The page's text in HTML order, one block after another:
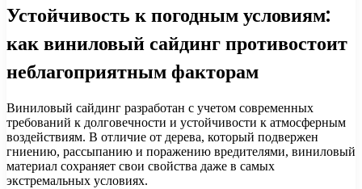
Устойчивость к погодным условиям:
как виниловый сайдинг противостоит
неблагоприятным факторам
Виниловый сайдинг разработан с учетом современных
требований к долговечности и устойчивости к атмосферным
воздействиям. В отличие от дерева, который подвержен
гниению, рассыпанию и поражению вредителями, виниловый
материал сохраняет свои свойства даже в самых
экстремальных условиях.